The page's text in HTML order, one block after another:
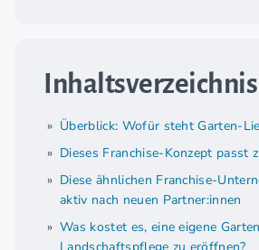
Inhaltsverzeichnis
Überblick: Wofür steht Garten-
Dieses Franchise-Konzept passt
Diese ähnlichen Franchise-
aktiv nach neuen Partner:innen
Was kostet es, eine eigene